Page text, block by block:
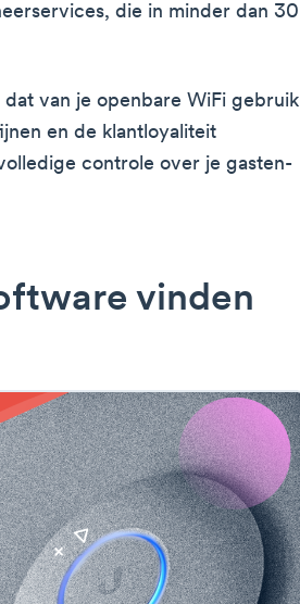
die in minder dan 30
van je openbare WiFi gebruik
en de klantloyaliteit
controle over je gasten-
vinden